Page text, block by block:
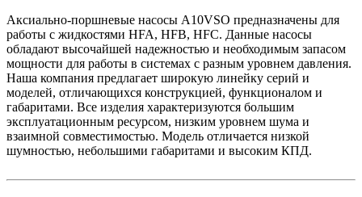
Аксиально-поршневые насосы A10VSO предназначены для
работы с жидкостями HFA, HFB, HFC. Данные насосы
обладают высочайшей надежностью и необходимым запасом
мощности для работы в системах с разным уровнем давления.
Наша компания предлагает широкую линейку серий и
моделей, отличающихся конструкцией, функционалом и
габаритами. Все изделия характеризуются большим
эксплуатационным ресурсом, низким уровнем шума и
взаимной совместимостью. Модель отличается низкой
шумностью, небольшими габаритами и высоким КПД.